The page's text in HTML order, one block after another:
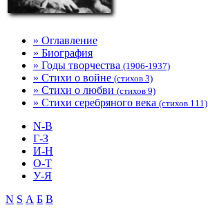
» Оглавление
» Биография
» Годы творчества (1906-1937)
» Стихи о войне (стихов 3)
» Стихи о любви (стихов 9)
» Стихи серебряного века (стихов 111)
N-В
Г-З
И-Н
О-Т
У-Я
N S А Б В